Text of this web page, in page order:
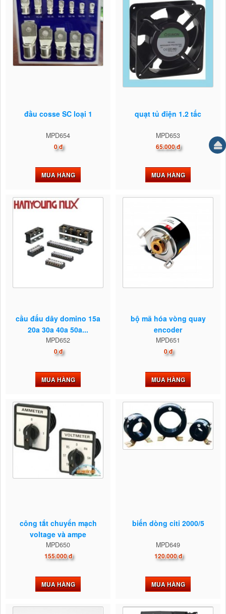
đầu cosse SC loại 1
MPD654
0 đ
MUA HÀNG
quạt tủ điện 1.2 tấc
MPD653
65.000 đ
MUA HÀNG
cầu đấu dây domino 15a
20a 30a 40a 50a...
MPD652
0 đ
MUA HÀNG
bộ mã hóa vòng quay
encoder
MPD651
0 đ
MUA HÀNG
công tắt chuyển mạch
voltage và ampe
MPD650
155.000 đ
MUA HÀNG
biến dòng citi 2000/5
MPD649
120.000 đ
MUA HÀNG